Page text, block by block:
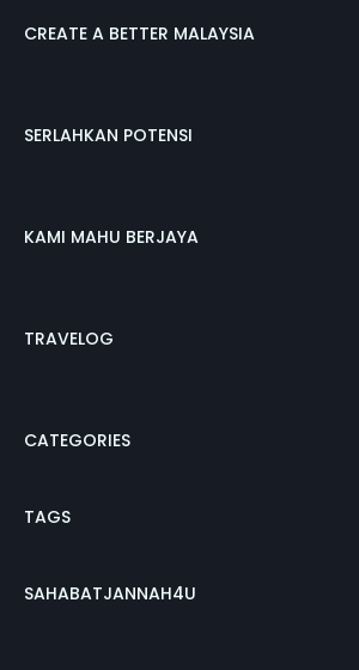
CREATE A BETTER MALAYSIA
SERLAHKAN POTENSI
KAMI MAHU BERJAYA
TRAVELOG
CATEGORIES
TAGS
SAHABATJANNAH4U